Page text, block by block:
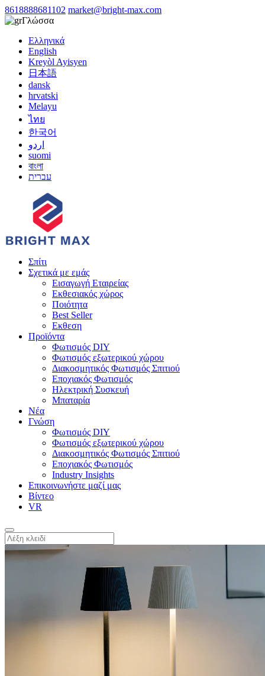
8618888681102 market@bright-max.com
Γλώσσα
Ελληνικά
English
Kreyòl Ayisyen
日本語
dansk
hrvatski
Melayu
ไทย
한국어
اردو
suomi
বাংলা
עברית
Σπίτι
Σχετικά με εμάς
Εισαγωγή Εταιρείας
Εκθεσιακός χώρος
Ποιότητα
Best Seller
Εκθεση
Προϊόντα
Φωτισμός DIY
Φωτισμός εξωτερικού χώρου
Διακοσμητικός Φωτισμός Σπιτιού
Εποχιακός Φωτισμός
Ηλεκτρική Συσκευή
Μπαταρία
Νέα
Γνώση
Φωτισμός DIY
Φωτισμός εξωτερικού χώρου
Διακοσμητικός Φωτισμός Σπιτιού
Εποχιακός Φωτισμός
Industry Insights
Επικοινωνήστε μαζί μας
Βίντεο
VR